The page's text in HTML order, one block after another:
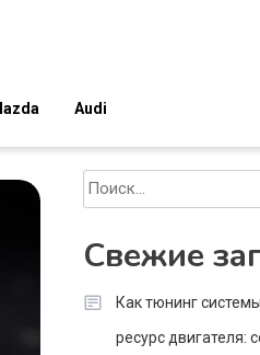
Audi
Свежие
Как тюнинг
ресурс двигателя: